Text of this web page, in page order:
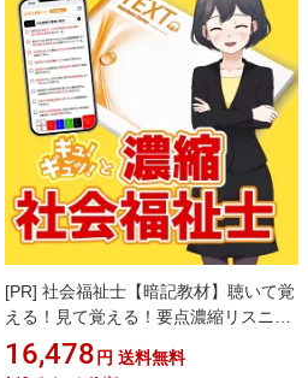
[PR] 社会福祉士【暗記教材】聴いて覚
える！見て覚える！要点濃縮リスニン
グ（紙テキスト付き）2027年(sfk004)
｜社会福祉士の教科書 暗記 要点 記憶
16,478 円 送料無料